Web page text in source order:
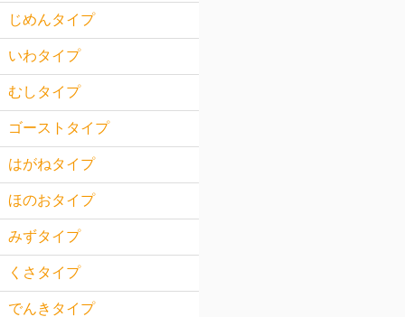
じめんタイプ
いわタイプ
むしタイプ
ゴーストタイプ
はがねタイプ
ほのおタイプ
みずタイプ
くさタイプ
でんきタイプ